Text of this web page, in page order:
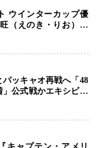
ウインターカップ優
（えのき・りお）が
パッキャオ再戦へ「48
」公式戦かエキシビシ